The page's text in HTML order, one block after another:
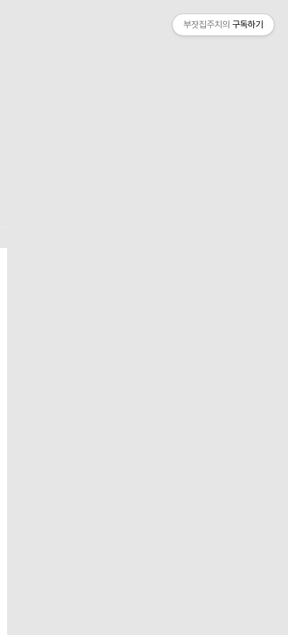
부잣집주치의 구독하기